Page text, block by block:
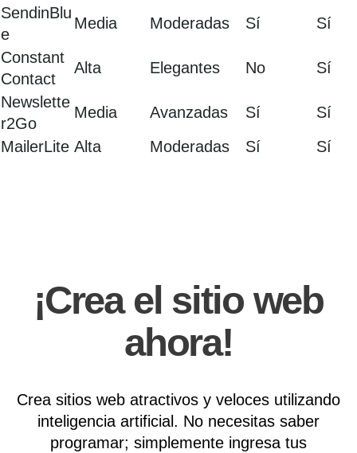
SendinBlu
e
Media Moderadas Sí
Sí
Constant
Contact
Alta Elegantes No
Sí
Newslette
r2Go
Media Avanzadas Sí
Sí
MailerLite Alta Moderadas Sí Sí
¡Crea el sitio web
ahora!
Crea sitios web atractivos y veloces utilizando
inteligencia artificial. No necesitas saber
programar; simplemente ingresa tus